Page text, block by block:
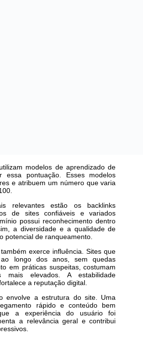
modelos de aprendizado de
essa pontuação. Esses modelos
e atribuem um número que varia
relevantes estão os backlinks
de sites confiáveis e variados
possui reconhecimento dentro
a diversidade e a qualidade de
potencial de ranqueamento.
exerce influência. Sites que
ao longo dos anos, sem quedas
em práticas suspeitas, costumam
mais elevados. A estabilidade
a reputação digital.
envolve a estrutura do site. Uma
rápido e conteúdo bem
a experiência do usuário foi
a relevância geral e contribui